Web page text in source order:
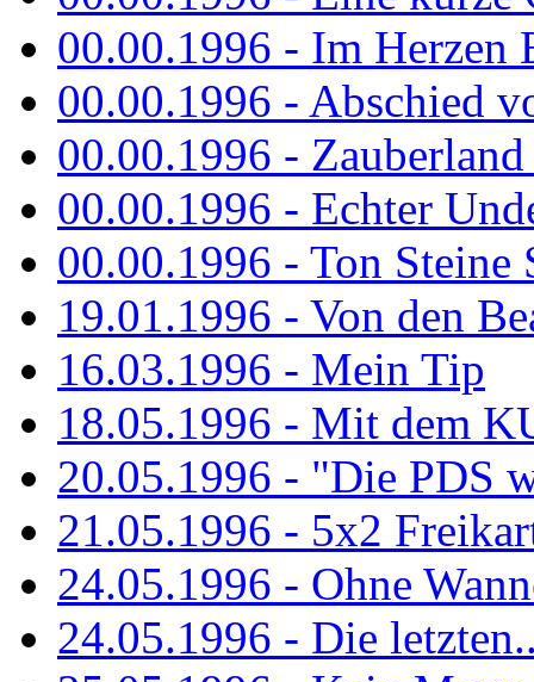
00.00.1996 - Im Herzen
00.00.1996 - Abschied
00.00.1996 -
00.00.1996 - Echter
00.00.1996 - Ton Steine
19.01.1996 - Von den
16.03.1996 - Mein Tip
18.05.1996 - Mit dem
20.05.1996 - "Die PDS
21.05.1996 - 5x2
24.05.1996 - Ohne
24.05.1996 - Die